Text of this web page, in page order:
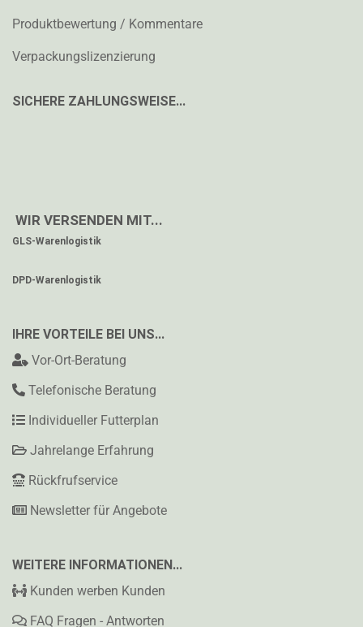
Produktbewertung / Kommentare
Verpackungslizenzierung
SICHERE ZAHLUNGSWEISE...
WIR VERSENDEN MIT...
GLS-Warenlogistik
DPD-Warenlogistik
IHRE VORTEILE BEI UNS...
Vor-Ort-Beratung
Telefonische Beratung
Individueller Futterplan
Jahrelange Erfahrung
Rückfrufservice
Newsletter für Angebote
WEITERE INFORMATIONEN...
Kunden werben Kunden
FAQ Fragen - Antworten